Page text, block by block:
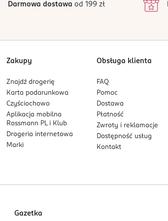
1
Darmowa dostawa od 199 zł
Zakupy
Znajdź drogerię
Karta podarunkowa
Czyściochowo
Aplikacja mobilna
Rossmann PL i Klub
Drogeria internetowa
Marki
Obsługa klienta
FAQ
Pomoc
Dostawa
Płatność
Zwroty i reklamacje
Dostępność usług
Kontakt
Gazetka